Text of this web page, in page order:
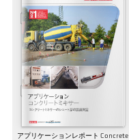
アプリケーションレポート Concrete